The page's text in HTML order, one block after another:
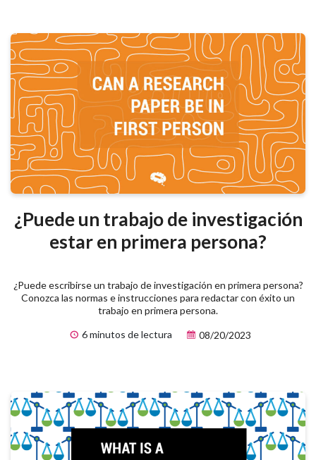
¿Puede un trabajo de investigación
estar en primera persona?
¿Puede escribirse un trabajo de investigación en primera persona?
Conozca las normas e instrucciones para redactar con éxito un
trabajo en primera persona.
6 minutos de lectura
08/20/2023